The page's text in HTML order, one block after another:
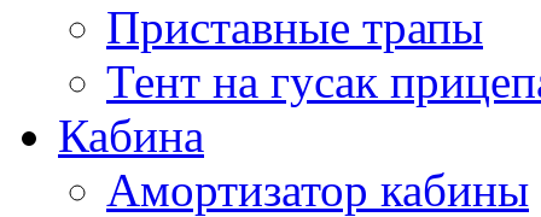
Приставные трапы
Тент на гусак
Кабина
Амортизатор кабины